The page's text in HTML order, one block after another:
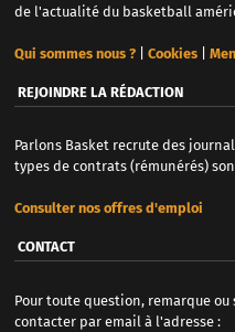
de l'actualité du basketball
Qui sommes nous ?| Cookies|
REJOINDRE LA RÉDACTION
Parlons Basket recrute des
types de contrats (rémunérés)
Consulter nos offres d'emploi
CONTACT
Pour toute question, remarque ou
contacter par email à l'adresse :